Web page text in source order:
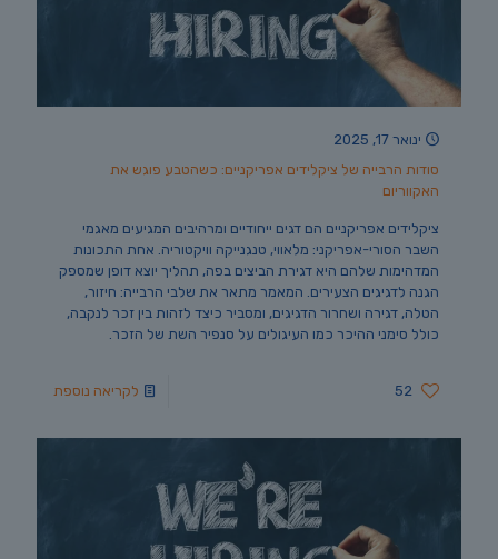
ינואר 17, 2025
סודות הרבייה של ציקלידים אפריקניים: כשהטבע פוגש את
האקווריום
ציקלידים אפריקניים הם דגים ייחודיים ומרהיבים המגיעים מאגמי
השבר הסורי-אפריקני: מלאווי, טנגנייקה וויקטוריה. אחת התכונות
המדהימות שלהם היא דגירת הביצים בפה, תהליך יוצא דופן שמספק
הגנה לדגיגים הצעירים. המאמר מתאר את שלבי הרבייה: חיזור,
הטלה, דגירה ושחרור הדגיגים, ומסביר כיצד לזהות בין זכר לנקבה,
כולל סימני ההיכר כמו העיגולים על סנפיר השת של הזכר.
52 לקריאה נוספת